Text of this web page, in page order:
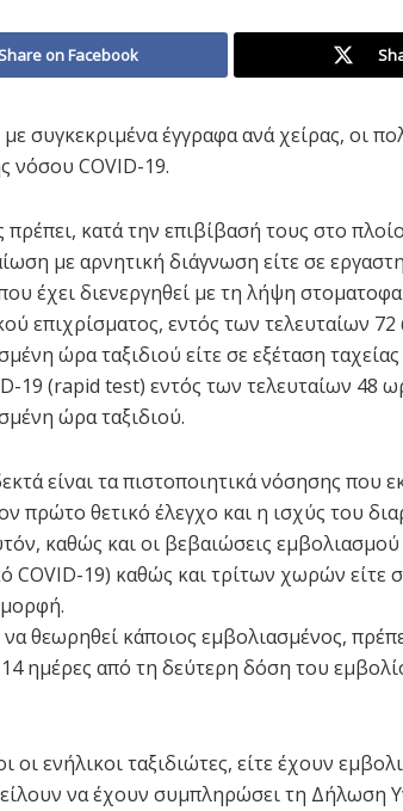
on Facebook
συγκεκριμένα έγγραφα ανά χείρας, οι
νόσου COVID-19.
πρέπει, κατά την επιβίβασή τους στο
με αρνητική διάγνωση είτε σε
έχει διενεργηθεί με τη λήψη
επιχρίσματος, εντός των τελευταίων
ώρα ταξιδιού είτε σε εξέταση
19 (rapid test) εντός των τελευταίων 48
ώρα ταξιδιού.
είναι τα πιστοποιητικά νόσησης που
πρώτο θετικό έλεγχο και η ισχύς του
καθώς και οι βεβαιώσεις
COVID-19) καθώς και τρίτων χωρών είτε
θεωρηθεί κάποιος εμβολιασμένος,
ημέρες από τη δεύτερη δόση του
οι ενήλικοι ταξιδιώτες, είτε έχουν
να έχουν συμπληρώσει τη Δήλωση